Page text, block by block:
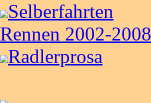
Selberfahrten
Rennen 2002-2008
Radlerprosa